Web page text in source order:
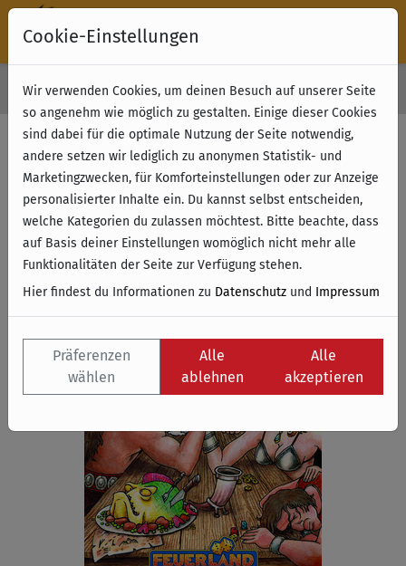
Kostenloser Versand & Retoure ab 49 € (innerhalb Deutschlands)
Cookie-Einstellungen
Wir verwenden Cookies, um deinen Besuch auf unserer Seite
so angenehm wie möglich zu gestalten. Einige dieser Cookies
sind dabei für die optimale Nutzung der Seite notwendig,
andere setzen wir lediglich zu anonymen Statistik- und
Marketingzwecken, für Komforteinstellungen oder zur Anzeige
personalisierter Inhalte ein. Du kannst selbst entscheiden,
welche Kategorien du zulassen möchtest. Bitte beachte, dass
auf Basis deiner Einstellungen womöglich nicht mehr alle
Funktionalitäten der Seite zur Verfügung stehen.
Hier findest du Informationen zu Datenschutz und Impressum
Präferenzen
wählen
Alle
ablehnen
Alle
akzeptieren